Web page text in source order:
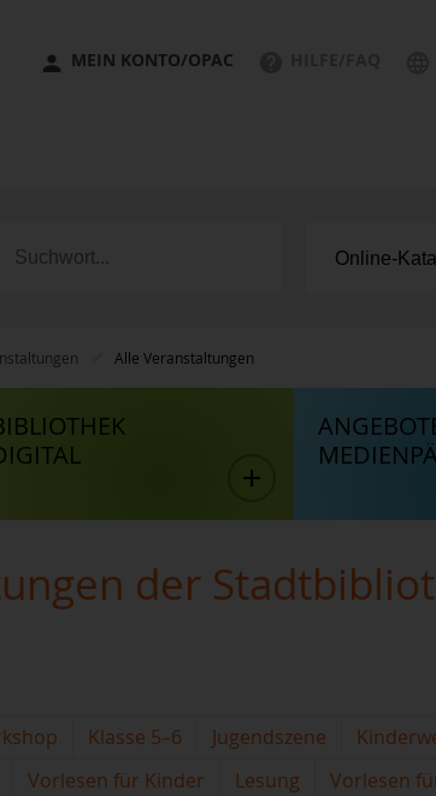
MEIN KONTO/OPAC
Alle Veranstaltungen
der
Klasse 5–6 Jugendszene
Vorlesen für Kinder Lesung Vorlesen